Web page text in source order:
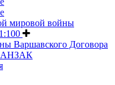
мировой войны
Варшавского Договора
АНЗАК